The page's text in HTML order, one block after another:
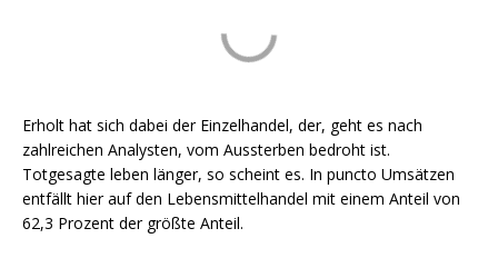
Erholt hat sich dabei der Einzelhandel, der, geht es nach
zahlreichen Analysten, vom Aussterben bedroht ist.
Totgesagte leben länger, so scheint es. In puncto Umsätzen
entfällt hier auf den Lebensmittelhandel mit einem Anteil von
62,3 Prozent der größte Anteil.